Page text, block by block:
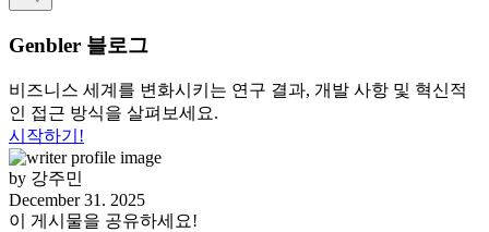
Genbler 블로그
비즈니스 세계를 변화시키는 연구 결과, 개발 사항 및 혁신적
인 접근 방식을 살펴보세요.
시작하기!
by 강주민
December 31. 2025
이 게시물을 공유하세요!